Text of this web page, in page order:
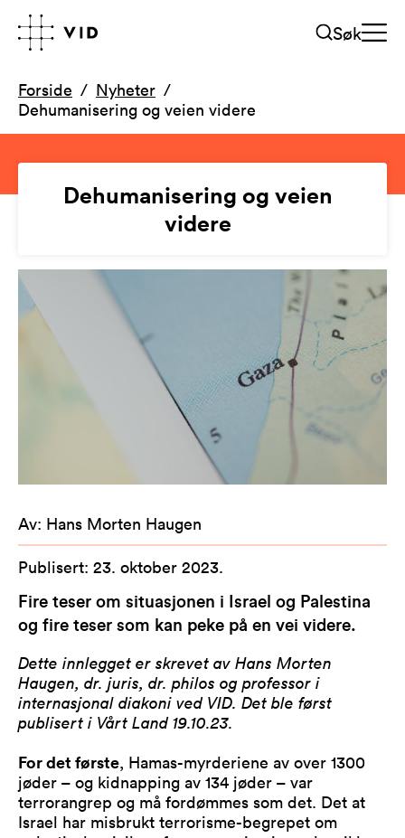
Søk
Forside
Nyheter
Dehumanisering og veien videre
Dehumanisering og veien
videre
Av: Hans Morten Haugen
Publisert: 23. oktober 2023.
Fire teser om situasjonen i Israel og Palestina
og fire teser som kan peke på en vei videre.
Dette innlegget er skrevet av Hans Morten
Haugen, dr. juris, dr. philos og professor i
internasjonal diakoni ved VID. Det ble først
publisert i Vårt Land 19.10.23.
For det første, Hamas-myrderiene av over 1300
jøder – og kidnapping av 134 jøder – var
terrorangrep og må fordømmes som det. Det at
Israel har misbrukt terrorisme-begrepet om